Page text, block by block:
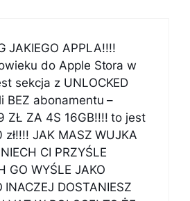
JAKIEGO APPLA!!!!
do Apple Stora w
sekcja z UNLOCKED
BEZ abonamentu –
ZŁ ZA 4S 16GB!!!! to jest
zł!!!! JAK MASZ WUJKA
CI PRZYŚLE
GO WYŚLE JAKO
INACZEJ DOSTANIESZ